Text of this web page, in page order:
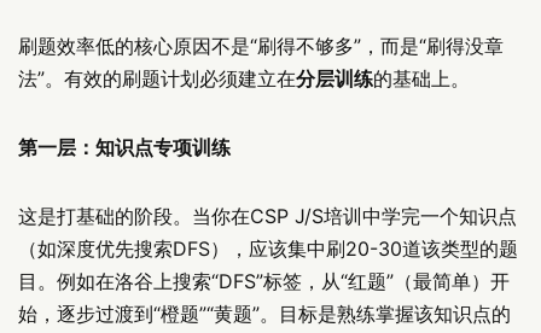
刷题效率低的核心原因不是“刷得不够多”，而是“刷得没章
法”。有效的刷题计划必须建立在分层训练的基础上。
第一层：知识点专项训练
这是打基础的阶段。当你在CSP J/S培训中学完一个知识点
（如深度优先搜索DFS），应该集中刷20-30道该类型的题
目。例如在洛谷上搜索“DFS”标签，从“红题”（最简单）开
始，逐步过渡到“橙题”“黄题”。目标是熟练掌握该知识点的